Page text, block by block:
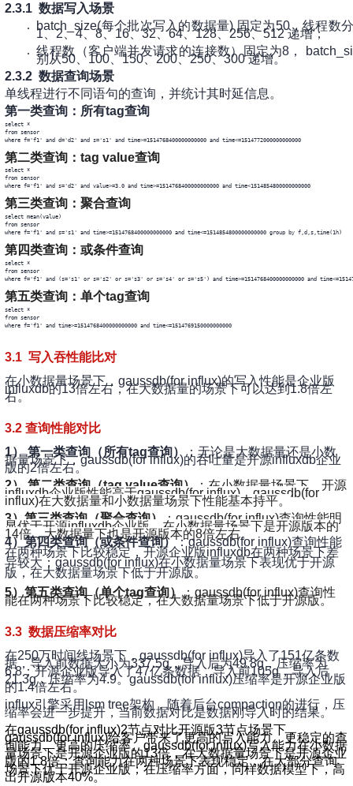
2.3.1 数据写入场景
batch_size(每个批次写入的数据量) 固定为50，线程数
1、2、4、8、16、32、64、128、256、512 递增；
线程数（客户端并发请求的连接数）固定为8，
别从50、100、150、200、250、300 递增。
2.3.2 数据查询场景
单线程进行不同语句的查询，并统计其时延信息。
第一类查询：所有tag查询
select *
from sensor
where f='f1' and d='d2' and s='s1' and time>=1514768400000000000 and time<=1514772000000000000
第二类查询：tag value查询
select *
from sensor
where f='f1' and s='d2' and value>=3.0 and time>=1514768400000000000 and time<1514854800000000000
第三类查询：聚合查询
select mean(value)
from sensor
where f='f1' and s='s1' and time>=1514768400000000000 and time<=1514854800000000000 group by f,d,s,time(1h)
第四类查询：或条件查询
select *
from sensor
where f='f1' and (s='s1' or s='s2' or s='s3' or s='s4' or s='s5') and time>=1514768400000000000 and
第五类查询：单个tag查询
select *
from sensor
where f='f1' and time>=1514768400000000000 and time<=1514769150000000000
3.1 写入吞性能比对
在小数据量场景下，gaussdb(for influx)的写入性能是企业版
influxdb的13倍左右，在大数据量的场景下可以达到1.8倍左
右。
3.2 查询性能对比
1） 第一类查询（所有tag查询） ：无论是大数据量还是小数
据量场景下，gaussdb(for influx)的吞吐量是开源influxdb企业
版的2倍左右。
2） 第二类查询（tag value查询） ：在小数据量场景下，开源
influxdb企业版性能高于gaussdb(for influx)，gaussdb(for
influx)在大数据量和小数据量场景下性能基本持平。
3）第三类查询（聚合查询）
：gaussdb(for influx)查询性能明
显优于开源influxdb企业版，在小数据量场景下是开源版本的
14倍，大数据量下也是开源版本的8倍左右。
4）第四类查询（或条件查询）：gaussdb(for influx)查询性能
在两种场景下比较稳定，开源企业版influxdb在两种场景下差
异较大；gaussdb(for influx)在小数据量场景下表现优于开源
版，在大数据量场景下低于开源版。
5）第五类查询（单个tag查询）：gaussdb(for influx)查询性
能在两种场景下比较稳定，在大数据量场景下低于开源版。
3.3 数据压缩率对比
在250万时间线场景下，gaussdb(for influx)导入了151亿条数
据，导入前数据大小为337.5g，导入后为49.8g，压缩率为
6.8；开源企业版导入了47亿条数据，导入前105g，导入后
21.3g，压缩率为4.9。gaussdb(for influx)压缩率是开源企业版
的1.4倍左右。
influx引擎采用lsm tree架构，随着后台compaction的进行，压
缩率会进一步提升，当前数据对比是数据刚导入时的结果。
在gaussdb(for influx)2节点对比开源版3节点场景下，
gaussdb(for influx)给客户带来了更高的写入能力、更稳定的查
询能力、更高的压缩率。gaussdb(for influx)写入能力在小数据
量场景下是开源企业版的13倍，在大数据量场景下是开源企业
版的1.8倍；查询能力在两种场景下表现稳定，在大部分查询
场景下优于开源企业版；在压缩率方面，同样数据模型下，高
出开源版本40%。